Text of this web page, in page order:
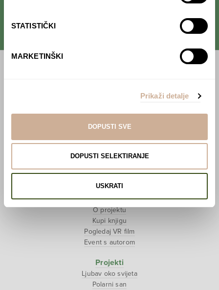
STATISTIČKI
MARKETINŠKI
Prikaži detalje
DOPUSTI SVE
DOPUSTI SELEKTIRANJE
USKRATI
Izdanja
O nama
Lovci sakupljači
O projektu
Kupi knjigu
Pogledaj VR film
Event s autorom
Projekti
Ljubav oko svijeta
Polarni san